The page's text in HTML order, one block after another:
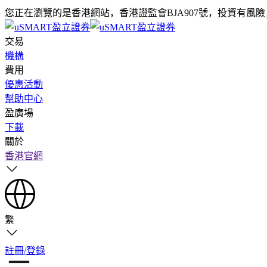
您正在瀏覽的是香港網站，香港證監會BJA907號，投資有風
交易
機構
費用
優惠活動
幫助中心
盈廣場
下載
關於
香港官網
繁
註冊/登錄